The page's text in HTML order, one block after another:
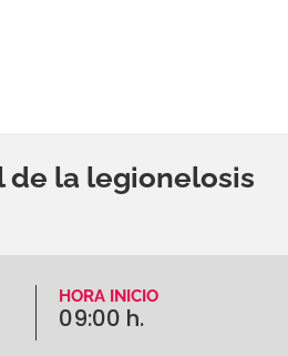
de la legionelosis
HORA INICIO
09:00 h.